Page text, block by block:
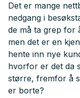
Det er mange
nedgang i
de må ta grep for
men det er en
hente inn nye
hvorfor er det da
større, fremfor å
er borte?